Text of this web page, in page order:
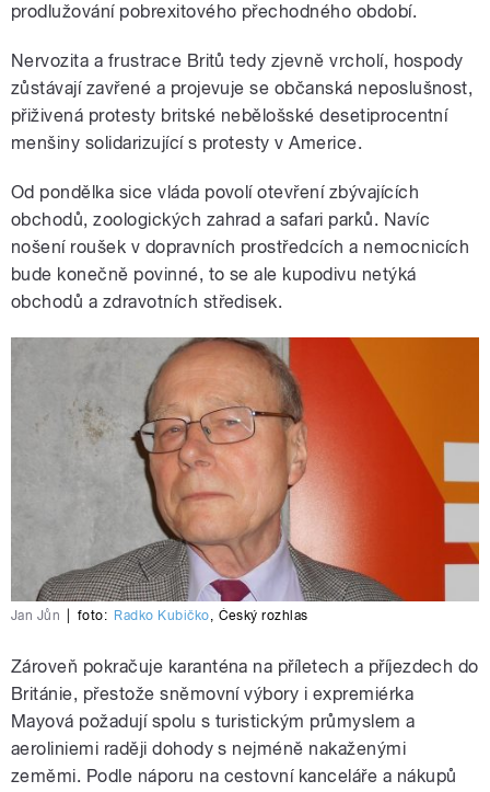
prodlužování pobrexitového přechodného období.
Nervozita a frustrace Britů tedy zjevně vrcholí, hospody
zůstávají zavřené a projevuje se občanská neposlušnost,
přiživená protesty britské nebělošské desetiprocentní
menšiny solidarizující s protesty v Americe.
Od pondělka sice vláda povolí otevření zbývajících
obchodů, zoologických zahrad a safari parků. Navíc
nošení roušek v dopravních prostředcích a nemocnicích
bude konečně povinné, to se ale kupodivu netýká
obchodů a zdravotních středisek.
Jan Jůn foto: Radko Kubičko, Český rozhlas
Zároveň pokračuje karanténa na příletech a příjezdech do
Británie, přestože sněmovní výbory i expremiérka
Mayová požadují spolu s turistickým průmyslem a
aeroliniemi raději dohody s nejméně nakaženými
zeměmi. Podle náporu na cestovní kanceláře a nákupů